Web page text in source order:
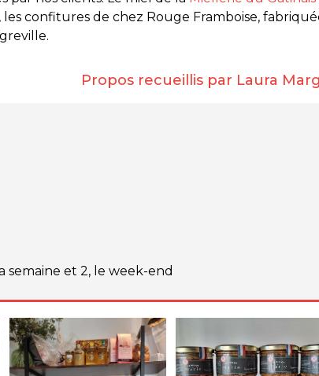
confitures de chez Rouge Framboise,
Propos recueillis par Laura
semaine et 2, le week-end